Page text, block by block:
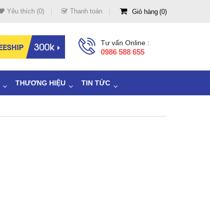
Yêu thích (0) Thanh toán Giỏ hàng 0
Tư vấn Online :
0986 588 655
THƯƠNG HIỆU TIN TỨC